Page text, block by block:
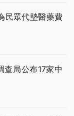
民眾代墊醫藥費
查局公布17家中